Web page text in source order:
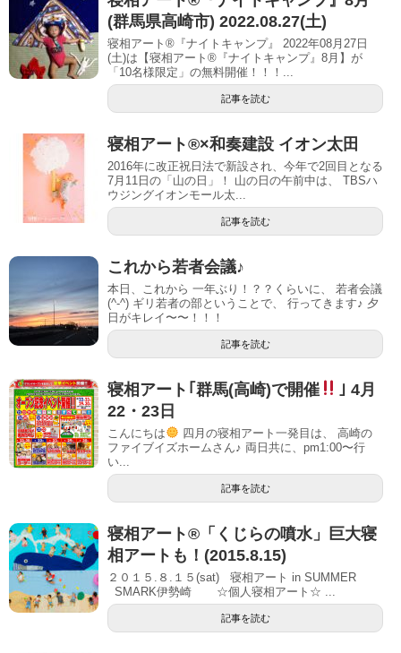
(群馬県高崎市) 2022.08.27(土)
寝相アート®『ナイトキャンプ』 2022年08月27日
(土)は【寝相アート®︎『ナイトキャンプ』8月】が
「10名様限定」の無料開催！！！...
記事を読む
寝相アート®︎×和奏建設 イオン太田
2016年に改正祝日法で新設され、今年で2回目となる
7月11日の「山の日」！ 山の日の午前中は、 TBSハ
ウジングイオンモール太...
記事を読む
これから若者会議♪
本日、これから 一年ぶり！？？くらいに、 若者会議
(^-^) ギリ若者の部ということで、 行ってきます♪ 夕
日がキレイ〜〜！！！
記事を読む
寝相アート｢群馬(高崎)で開催
｣ 4月
22・23日
こんにちは
四月の寝相アート一発目は、 高崎の
ファイブイズホームさん♪ 両日共に、pm1:00〜行
い...
記事を読む
寝相アート®「くじらの噴水」巨大寝
相アートも！(2015.8.15)
２０１５.８.１５(sat) 寝相アート in SUMMER
SMARK伊勢崎 ☆個人寝相アート☆ ...
記事を読む